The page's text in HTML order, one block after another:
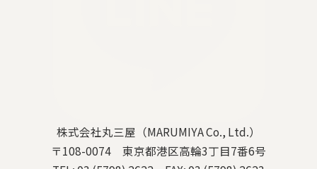
株式会社丸三屋（MARUMIYA Co., Ltd.）
〒108-0074 東京都港区高輪3丁目7番6号